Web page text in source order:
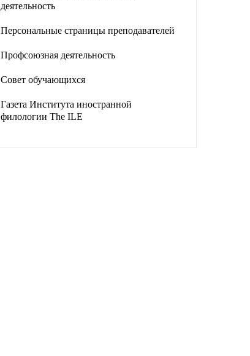
деятельность
Персональные страницы преподавателей
Профсоюзная деятельность
Совет обучающихся
Газета Института иностранной
филологии The ILE